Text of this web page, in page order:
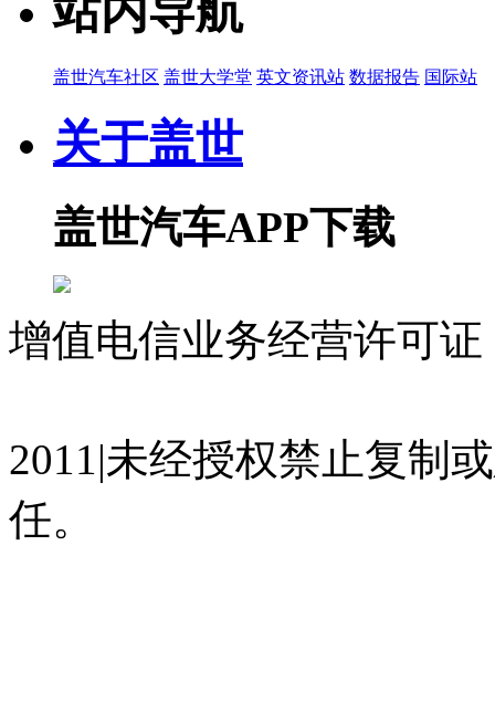
站内导航
盖世汽车社区 盖世大学堂 英文资讯站 数据报告 国际站
关于盖世
盖世汽车APP下载
增值电信业务经营许可
2011|未经授权禁止复制
任。